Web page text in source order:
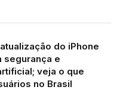
do iPhone
segurança e
veja o que
no Brasil